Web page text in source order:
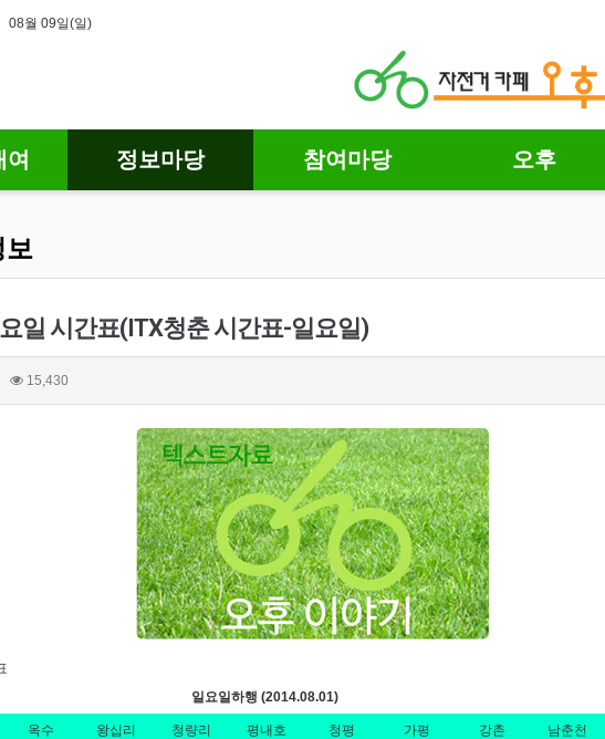
08월 09일(일)
여 정보마당 참여마당 오후
보
일 시간표(ITX청춘 시간표-일요일)
15,430
일요일하행 (2014.08.01)
옥수 왕십리 청량리 평내호 청평 가평 강촌 남춘천